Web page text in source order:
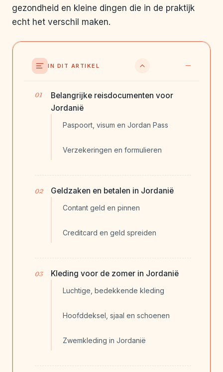
gezondheid en kleine dingen die in de praktijk
echt het verschil maken.
IN DIT ARTIKEL
Belangrijke reisdocumenten voor
Jordanië
Paspoort, visum en Jordan Pass
Verzekeringen en formulieren
Geldzaken en betalen in Jordanië
Contant geld en pinnen
Creditcard en geld spreiden
Kleding voor de zomer in Jordanië
Luchtige, bedekkende kleding
Hoofddeksel, sjaal en schoenen
Zwemkleding in Jordanië